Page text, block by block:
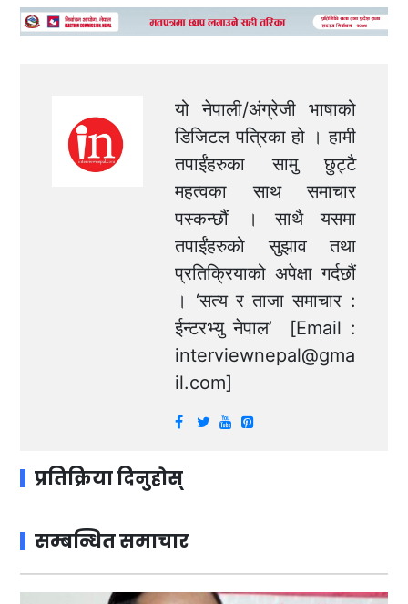
यो नेपाली/अंग्रेजी भाषाको
डिजिटल पत्रिका हो । हामी
तपाईंहरुका सामु छुट्टै
महत्वका साथ समाचार
पस्कन्छौं । साथै यसमा
तपाईंहरुको सुझाव तथा
प्रतिक्रियाको अपेक्षा गर्दछौं
। ‘सत्य र ताजा समाचार :
ईन्टरभ्यु नेपाल’ [Email :
interviewnepal@gma
il.com]
प्रतिक्रिया दिनुहोस्
सम्बन्धित समाचार